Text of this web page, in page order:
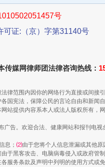
走走走！
号
可证:（京）字第31140号
传媒网律师团法律咨询热线：
律范围内因你的网络行为直接或间接
国宪法，保障公民的言论自由和新闻
站提供内容系本人或法人版权所有，
告。欢迎合法、健康网站和报刊电视
息； ⑵由于您将个人信息泄漏或其他原
由于黑客攻击、电脑病毒侵入或政府管
服务条款及声明中列明的使用方式或免